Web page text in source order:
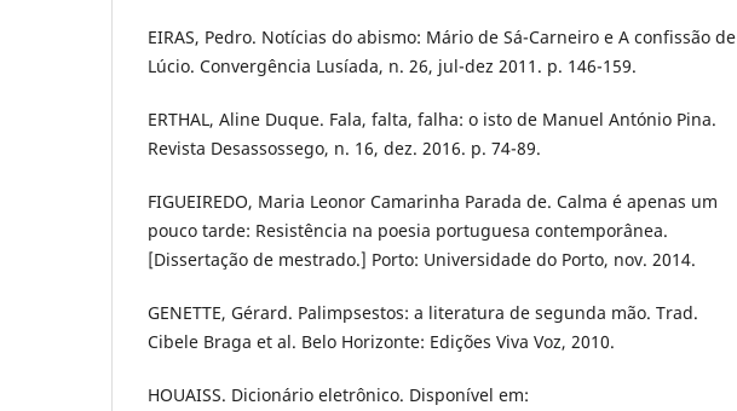
EIRAS, Pedro. Notícias do abismo: Mário de Sá-Carneiro e A confissão de
Lúcio. Convergência Lusíada, n. 26, jul-dez 2011. p. 146-159.
ERTHAL, Aline Duque. Fala, falta, falha: o isto de Manuel António Pina.
Revista Desassossego, n. 16, dez. 2016. p. 74-89.
FIGUEIREDO, Maria Leonor Camarinha Parada de. Calma é apenas um
pouco tarde: Resistência na poesia portuguesa contemporânea.
[Dissertação de mestrado.] Porto: Universidade do Porto, nov. 2014.
GENETTE, Gérard. Palimpsestos: a literatura de segunda mão. Trad.
Cibele Braga et al. Belo Horizonte: Edições Viva Voz, 2010.
HOUAISS. Dicionário eletrônico. Disponível em: